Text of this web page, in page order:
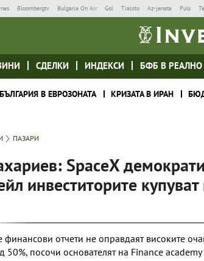
Bloombergtv Bulgaria On Air Gol Tialoto Az-jenata Puls
СДЕЛКИ ИНДЕКСИ БФБ В
БЪЛГАРИЯ В ЕВРОЗОНАТА КРИЗАТА В ИРАН
ПАЗАРИ
SpaceX
инвеститорите
финансови отчети не оправдаят високите
50%, посочи основателят на Finance academy